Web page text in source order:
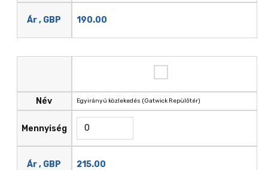
Ár , GBP 190.00
Név
Mennyiség
Ár , GBP
Egyirányú közlekedés (Gatwick Repülőtér)
215.00